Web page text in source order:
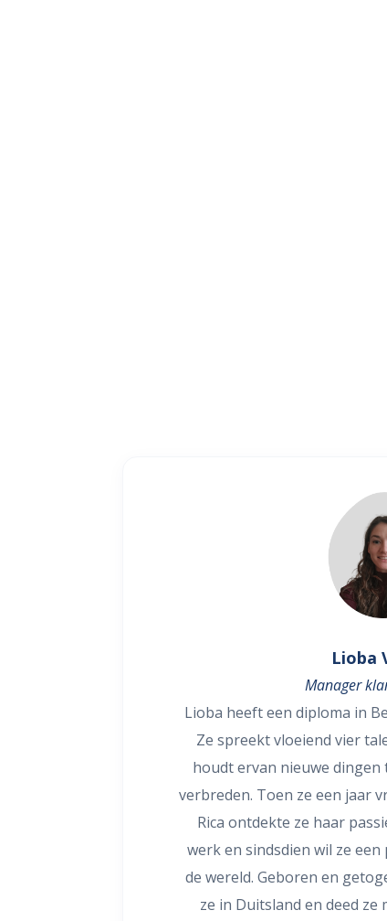
Lioba
Manager
Lioba heeft een diploma in
Ze spreekt vloeiend vier
houdt ervan nieuwe
verbreden. Toen ze een jaar
Rica ontdekte ze haar
werk en sindsdien wil ze
de wereld. Geboren en
ze in Duitsland en deed